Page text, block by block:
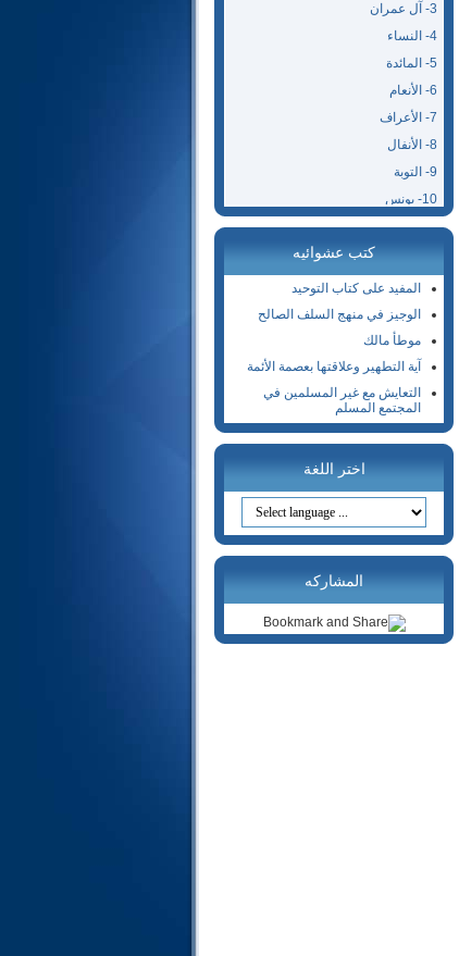
3- آل عمران
4- النساء
5- المائدة
6- الأنعام
7- الأعراف
8- الأنفال
9- التوبة
10- يونس
11- هود
16- النحل
17- الإسراء
19- مريم
21- الأنبياء
22- الحج
23- المؤمنون
25- الفرقان
26- الشعراء
كتب عشوائيه
المفيد على كتاب التوحيد
الوجيز في منهج السلف الصالح
موطأ مالك
آية التطهير وعلاقتها بعصمة الأئمة
التعايش مع غير المسلمين في
المجتمع المسلم
اختر اللغة
المشاركه